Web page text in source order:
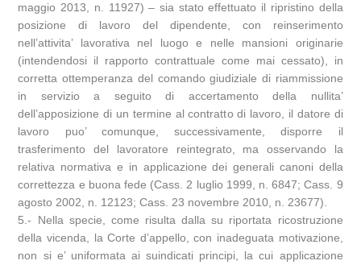
maggio 2013, n. 11927) – sia stato effettuato il ripristino della
posizione di lavoro del dipendente, con reinserimento
nell’attivita’ lavorativa nel luogo e nelle mansioni originarie
(intendendosi il rapporto contrattuale come mai cessato), in
corretta ottemperanza del comando giudiziale di riammissione
in servizio a seguito di accertamento della nullita’
dell’apposizione di un termine al contratto di lavoro, il datore di
lavoro puo’ comunque, successivamente, disporre il
trasferimento del lavoratore reintegrato, ma osservando la
relativa normativa e in applicazione dei generali canoni della
correttezza e buona fede (Cass. 2 luglio 1999, n. 6847; Cass. 9
agosto 2002, n. 12123; Cass. 23 novembre 2010, n. 23677).
5.- Nella specie, come risulta dalla su riportata ricostruzione
della vicenda, la Corte d’appello, con inadeguata motivazione,
non si e’ uniformata ai suindicati principi, la cui applicazione